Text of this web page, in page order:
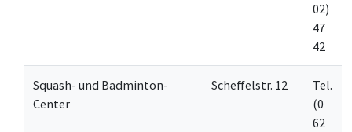
02)
47
42
Squash- und Badminton-
Center
Scheffelstr. 12
Tel.
(0
62